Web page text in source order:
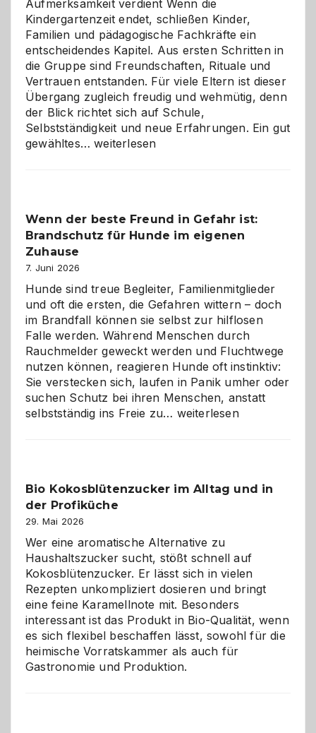
Aufmerksamkeit verdient Wenn die
Kindergartenzeit endet, schließen Kinder,
Familien und pädagogische Fachkräfte ein
entscheidendes Kapitel. Aus ersten Schritten in
die Gruppe sind Freundschaften, Rituale und
Vertrauen entstanden. Für viele Eltern ist dieser
Übergang zugleich freudig und wehmütig, denn
der Blick richtet sich auf Schule,
Selbstständigkeit und neue Erfahrungen. Ein gut
gewähltes…Abschied
und
herzlich
weiterlesen
Wenn der beste Freund in Gefahr ist:
Brandschutz für Hunde im eigenen
Zuhause
7. Juni 2026
Hunde sind treue Begleiter, Familienmitglieder
und oft die ersten, die Gefahren wittern – doch
im Brandfall können sie selbst zur hilflosen
Falle werden. Während Menschen durch
Rauchmelder geweckt werden und Fluchtwege
nutzen können, reagieren Hunde oft instinktiv:
Sie verstecken sich, laufen in Panik umher oder
suchen Schutz bei ihren Menschen, anstatt
selbstständig ins Freie zu… Wenn
Gefahr
für
Hunde
im
eigenen
Zuhause
weiterlesen
Bio Kokosblütenzucker im Alltag und in
der Profiküche
29. Mai 2026
Wer eine aromatische Alternative zu
Haushaltszucker sucht, stößt schnell auf
Kokosblütenzucker. Er lässt sich in vielen
Rezepten unkompliziert dosieren und bringt
eine feine Karamellnote mit. Besonders
interessant ist das Produkt in Bio-Qualität, wenn
es sich flexibel beschaffen lässt, sowohl für die
heimische Vorratskammer als auch für
Gastronomie und Produktion.